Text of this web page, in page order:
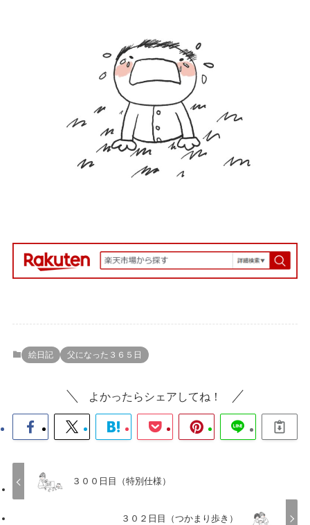
絵日記 父になった３６５日
よかったらシェアしてね！
３００日目（特別仕様）
３０２日目（つかまり歩き）